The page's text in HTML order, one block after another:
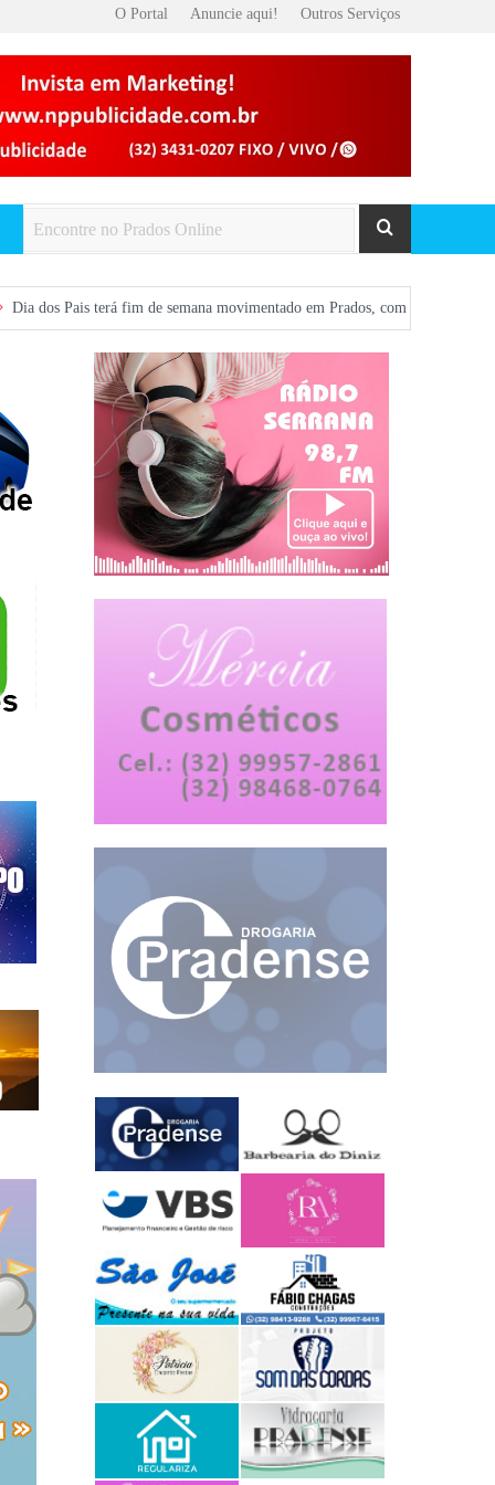
O Portal Anuncie aqui! Outros Serviços
fim de semana movimentado em Prados, com show gratuito na Praça